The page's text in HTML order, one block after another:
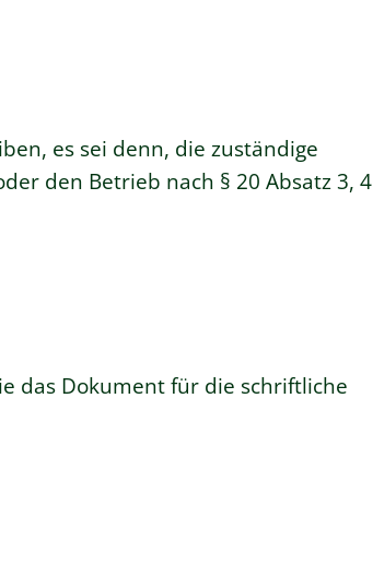
es sei denn, die zuständige
den Betrieb nach § 20 Absatz 3, 4
das Dokumentfür die schriftliche